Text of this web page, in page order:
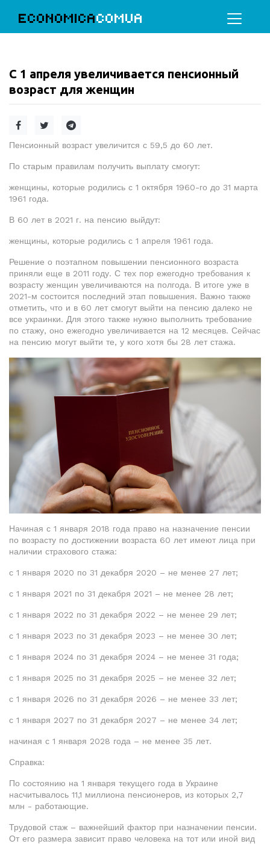
ECONOMICACOMUA
С 1 апреля увеличивается пенсионный
возраст для женщин
Пенсионный возраст увеличится с 59,5 до 60 лет.
По старым правилам получить выплату смогут:
женщины, которые родились с 1 октября 1960-го до 31 марта
1961 года.
В 60 лет в 2021 г. на пенсию выйдут:
женщины, которые родились с 1 апреля 1961 года.
Решение о поэтапном повышении пенсионного возраста
приняли еще в 2011 году. С тех пор ежегодно требования к
возрасту женщин увеличиваются на полгода. В итоге уже в
2021-м состоится последний этап повышения. Важно также
отметить, что и в 60 лет смогут выйти на пенсию далеко не
все украинки. Для этого также нужно выполнить требование
по стажу, оно ежегодно увеличивается на 12 месяцев. Сейчас
на пенсию могут выйти те, у кого хотя бы 28 лет стажа.
Начиная с 1 января 2018 года право на назначение пенсии
по возрасту по достижении возраста 60 лет имеют лица при
наличии страхового стажа:
с 1 января 2020 по 31 декабря 2020 – не менее 27 лет;
с 1 января 2021 по 31 декабря 2021 – не менее 28 лет;
с 1 января 2022 по 31 декабря 2022 – не менее 29 лет;
с 1 января 2023 по 31 декабря 2023 – не менее 30 лет;
с 1 января 2024 по 31 декабря 2024 – не менее 31 года;
с 1 января 2025 по 31 декабря 2025 – не менее 32 лет;
с 1 января 2026 по 31 декабря 2026 – не менее 33 лет;
с 1 января 2027 по 31 декабря 2027 – не менее 34 лет;
начиная с 1 января 2028 года – не менее 35 лет.
Справка:
По состоянию на 1 января текущего года в Украине
насчитывалось 11,1 миллиона пенсионеров, из которых 2,7
млн ​​- работающие.
Трудовой стаж – важнейший фактор при назначении пенсии.
От его размера зависит право человека на тот или иной вид